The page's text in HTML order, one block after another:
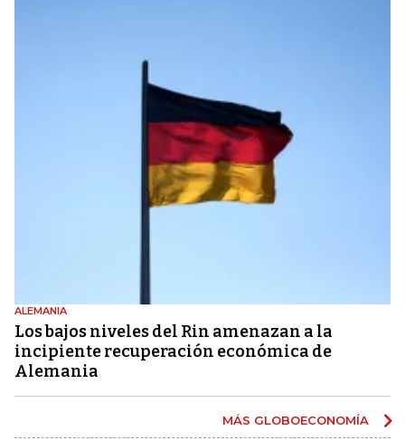
ALEMANIA
Los bajos niveles del Rin amenazan a la
incipiente recuperación económica de
Alemania
MÁS GLOBOECONOMÍA